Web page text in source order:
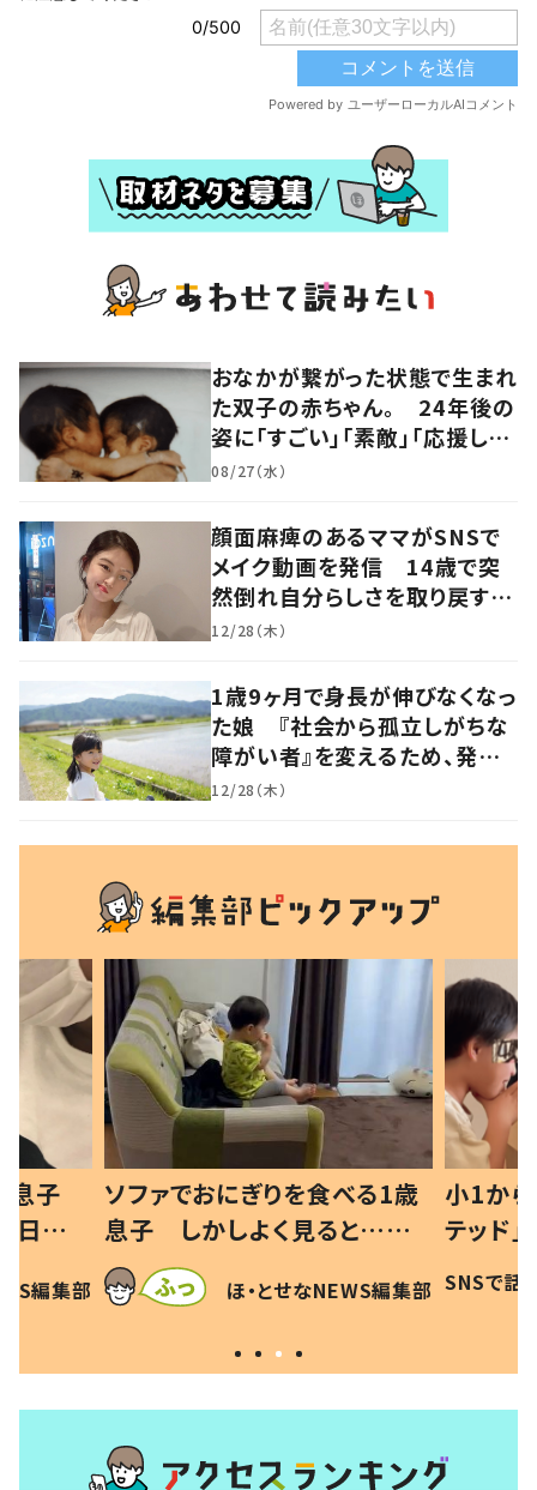
おなかが繋がった状態で生まれ
た双子の赤ちゃん。 24年後の
姿に「すごい」「素敵」「応援して
います」
08/27（水）
顔面麻痺のあるママがSNSで
メイク動画を発信 14歳で突
然倒れ自分らしさを取り戻すま
で
12/28（木）
1歳9ヶ月で身長が伸びなくなっ
た娘 『社会から孤立しがちな
障がい者』を変えるため、発信
を続ける母と娘に迫る
12/28（木）
1歳
…母
現行
編集部
小1から不登校、息子は「ギフ
テッド」だった 父が“ウチ給
食”を作り続ける理由とは #令
和の親 #令和の子
SNSで話題 ほ・とせなNEWS編集部
ひ孫に
が、抱
に「涙
方ない」